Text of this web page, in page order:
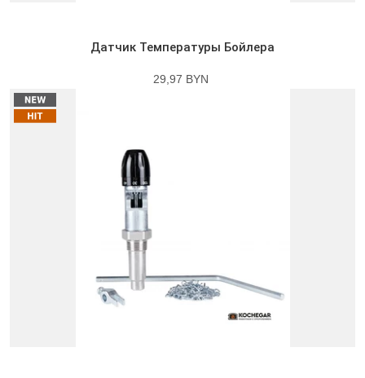
Датчик Температуры Бойлера
29,97 BYN